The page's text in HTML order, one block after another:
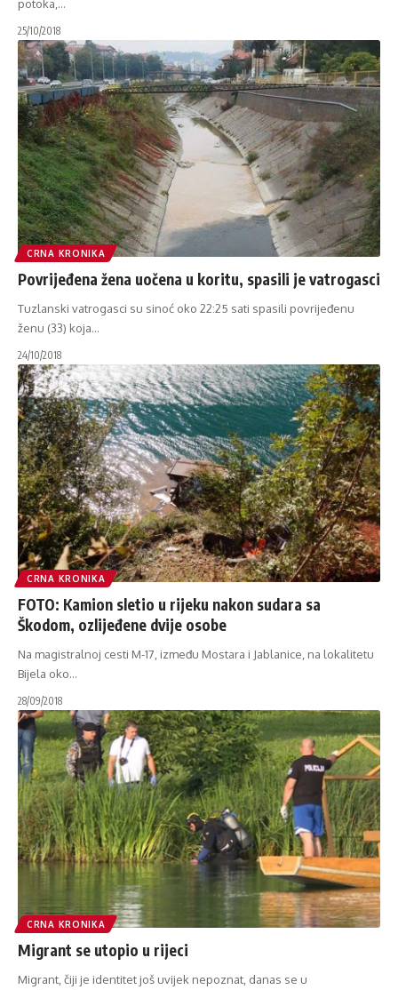
potoka, …
25/10/2018
CRNA KRONIKA
Povrijeđena žena uočena u koritu, spasili je vatrogasci
Tuzlanski vatrogasci su sinoć oko 22:25 sati spasili povrijeđenu
ženu (33) koja…
24/10/2018
CRNA KRONIKA
FOTO: Kamion sletio u rijeku nakon sudara sa
Škodom, ozlijeđene dvije osobe
Na magistralnoj cesti M-17, između Mostara i Jablanice, na lokalitetu
Bijela oko…
28/09/2018
CRNA KRONIKA
Migrant se utopio u rijeci
Migrant, čiji je identitet još uvijek nepoznat, danas se u